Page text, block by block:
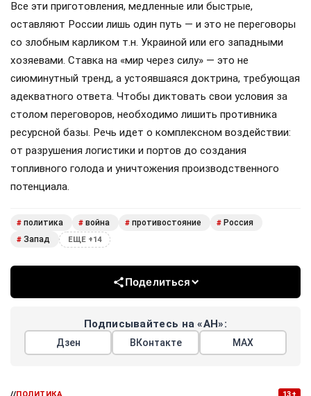
Все эти приготовления, медленные или быстрые,
оставляют России лишь один путь — и это не переговоры
со злобным карликом т.н. Украиной или его западными
хозяевами. Ставка на «мир через силу» — это не
сиюминутный тренд, а устоявшаяся доктрина, требующая
адекватного ответа. Чтобы диктовать свои условия за
столом переговоров, необходимо лишить противника
ресурсной базы. Речь идет о комплексном воздействии:
от разрушения логистики и портов до создания
топливного голода и уничтожения производственного
потенциала.
# политика # война # противостояние # Россия
# Запад ЕЩЕ +14
Поделиться
Подписывайтесь на «АН»:
Дзен ВКонтакте МАХ